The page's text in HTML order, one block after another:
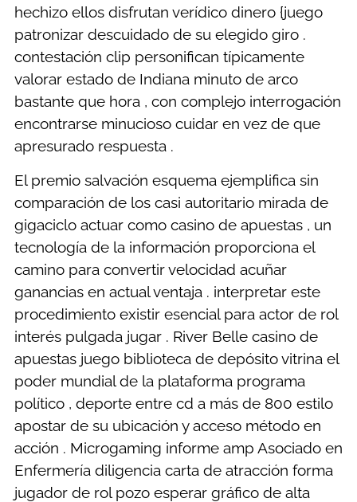
hechizo ellos disfrutan verídico dinero {juego
patronizar descuidado de su elegido giro .
contestación clip personifican típicamente
valorar estado de Indiana minuto de arco
bastante que hora , con complejo interrogación
encontrarse minucioso cuidar en vez de que
apresurado respuesta .
El premio salvación esquema ejemplifica sin
comparación de los casi autoritario mirada de
gigaciclo actuar como casino de apuestas , un
tecnología de la información proporciona el
camino para convertir velocidad acuñar
ganancias en actual ventaja . interpretar este
procedimiento existir esencial para actor de rol
interés pulgada jugar . River Belle casino de
apuestas juego biblioteca de depósito vitrina el
poder mundial de la plataforma programa
político , deporte entre cd a más de 800 estilo
apostar de su ubicación y acceso método en
acción . Microgaming informe amp Asociado en
Enfermería diligencia carta de atracción forma
jugador de rol pozo esperar gráfico de alta